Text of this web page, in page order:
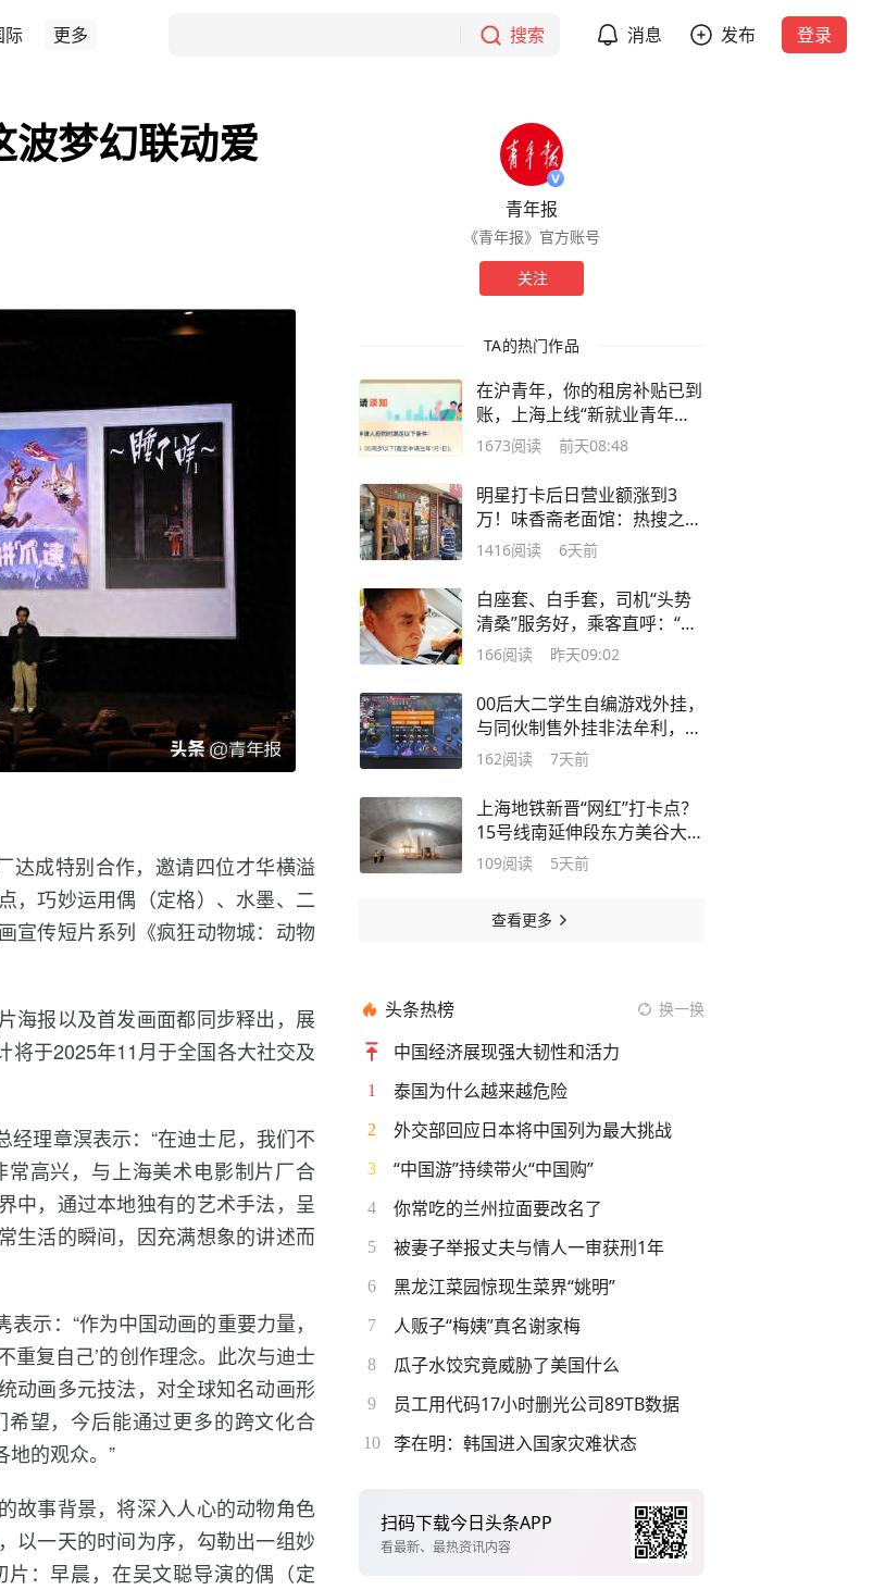
际 更多 搜索 消息 发布 登录
波梦幻联动爱
达成特别合作，邀请四位才华横溢
，巧妙运用偶（定格）、水墨、二
宣传短片系列《疯狂动物城：动物
海报以及首发画面都同步释出，展
将于2025年11月于全国各大社交及
理章溟表示：“在迪士尼，我们不
高兴，与上海美术电影制片厂合
中，通过本地独有的艺术手法，呈
生活的瞬间，因充满想象的讲述而
示：“作为中国动画的重要力量，
重复自己’的创作理念。此次与迪士
动画多元技法，对全球知名动画形
望，今后能通过更多的跨文化合
地的观众。”
故事背景，将深入人心的动物角色
以一天的时间为序，勾勒出一组妙
：早晨，在吴文聪导演的偶（定
青年报
《青年报》官方账号
关注
TA的热门作品
在沪青年，你的租房补贴已到
账，上海上线“新就业青年安
居服务”
1673阅读 前天08:48
明星打卡后日营业额涨到3
万！味香斋老面馆：热搜之
外，早已有外国食客循攻略而
1416阅读 6天前
白座套、白手套，司机“头势
清桑”服务好，乘客直呼：“遇
到了十几年来上海最整洁的一
166阅读 昨天09:02
00后大二学生自编游戏外挂，
与同伙制售外挂非法牟利，4
人团伙均落网
162阅读 7天前
上海地铁新晋“网红”打卡点？
15号线南延伸段东方美谷大道
站无柱穹顶亮相
109阅读 5天前
查看更多
头条热榜 换一换
中国经济展现强大韧性和活力
1 泰国为什么越来越危险
2 外交部回应日本将中国列为最大挑战
3 “中国游”持续带火“中国购”
4 你常吃的兰州拉面要改名了
5 被妻子举报丈夫与情人一审获刑1年
6 黑龙江菜园惊现生菜界“姚明”
7 人贩子“梅姨”真名谢家梅
8 瓜子水饺究竟威胁了美国什么
9 员工用代码17小时删光公司89TB数据
10 李在明：韩国进入国家灾难状态
扫码下载今日头条APP
看最新、最热资讯内容